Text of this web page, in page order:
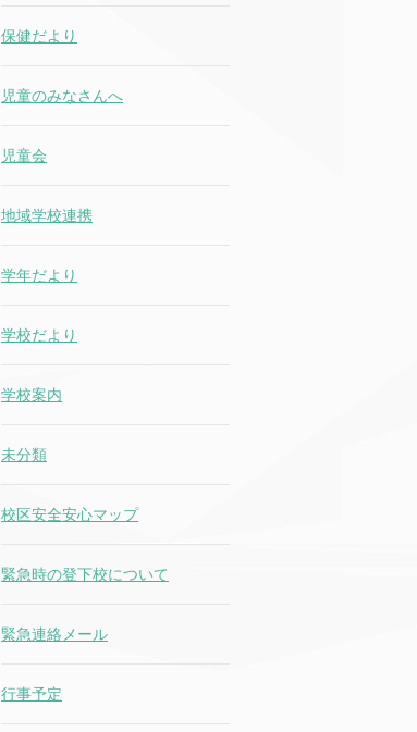
保健だより
児童のみなさんへ
児童会
地域学校連携
学年だより
学校だより
学校案内
未分類
校区安全安心マップ
緊急時の登下校について
緊急連絡メール
行事予定